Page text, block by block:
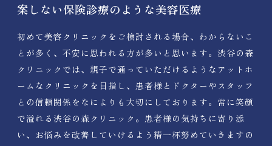
案しない保険診療のような美容医療
初めて美容クリニックをご検討される場合、わからないこ
とが多く、不安に思われる方が多いと思います。渋谷の森
クリニックでは、親子で通っていただけるようなアットホ
ームなクリニックを目指し、患者様とドクターやスタッフ
との信頼関係をなによりも大切にしております。常に笑顔
で溢れる渋谷の森クリニック。患者様の気持ちに寄り添
い、お悩みを改善していけるよう精一杯努めていきますの